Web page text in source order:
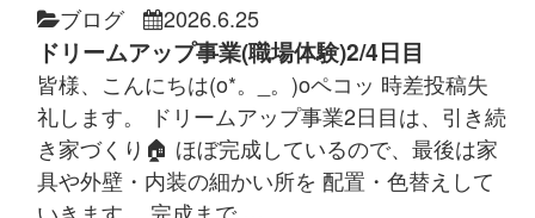
ブログ 2026.6.25
ドリームアップ事業(職場体験)2/4日目
皆様、こんにちは(o*。_。)oペコッ 時差投稿失
礼します。 ドリームアップ事業2日目は、引き続
き家づくり🏠 ほぼ完成しているので、最後は家
具や外壁・内装の細かい所を 配置・色替えして
いきます。 完成まで …